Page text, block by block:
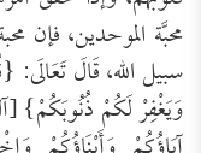
محبَّة الموحدين، فإن
سبيل الله، قَالَ تَعَالَى: